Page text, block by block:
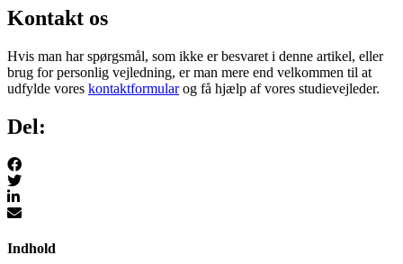
Kontakt os
Hvis man har spørgsmål, som ikke er besvaret i denne artikel, eller
brug for personlig vejledning, er man mere end velkommen til at
udfylde vores kontaktformularog få hjælp af vores studievejleder.
Del:
Indhold